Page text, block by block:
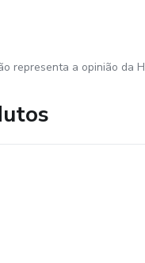
representa a opinião da